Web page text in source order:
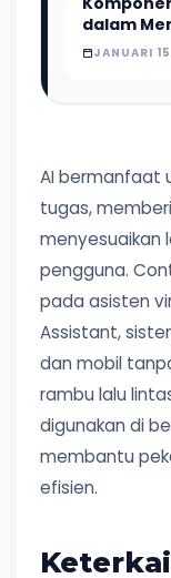
dalam
JANUARI
AI bermanfaat
tugas,
menyesuaikan
pengguna.
pada asisten
Assistant,
dan mobil
rambu lalu
digunakan di
membantu
efisien.